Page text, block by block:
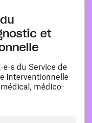
et
s du Service de
interventionnelle
médico-